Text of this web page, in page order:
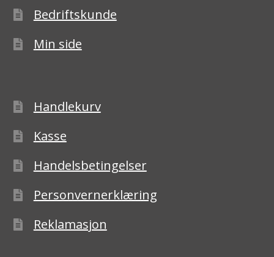
Bedriftskunde
Min side
Handlekurv
Kasse
Handelsbetingelser
Personvernerklæring
Reklamasjon